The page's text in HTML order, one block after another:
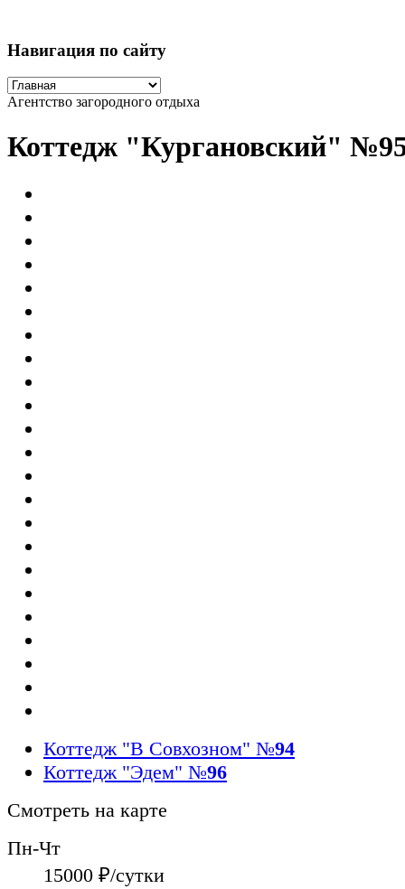
Навигация по сайту
Агентство загородного отдыха
Коттедж "Кургановский"
Коттедж "В Совхозном" №94
Коттедж "Эдем" №96
Смотреть на карте
Пн-Чт
15000 ₽/сутки